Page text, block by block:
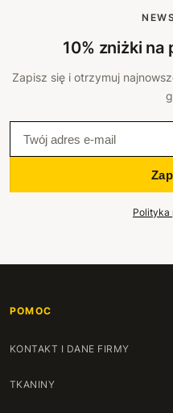
10% zniżki
Zapisz się i otrzymuj
Polityka
POMOC
KONTAKT I DANE FIRMY
TKANINY